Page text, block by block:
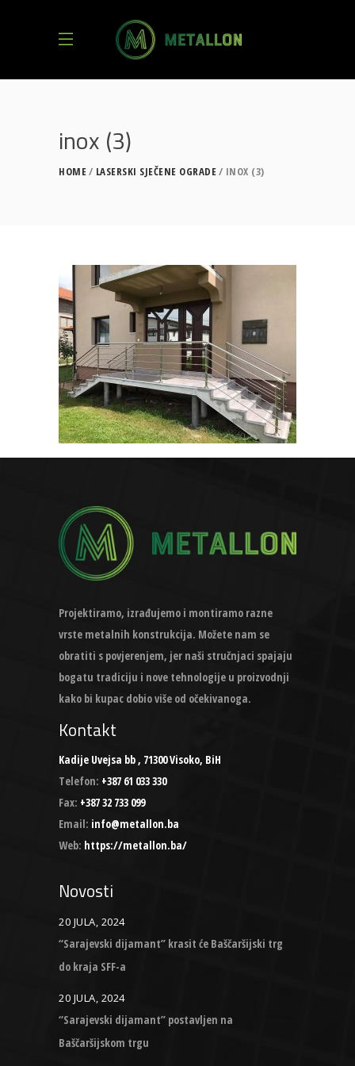
inox (3)
HOME LASERSKI SJEČENE OGRADE INOX (3)
Projektiramo, izrađujemo i montiramo razne
vrste metalnih konstrukcija. Možete nam se
obratiti s povjerenjem, jer naši stručnjaci spajaju
bogatu tradiciju i nove tehnologije u proizvodnji
kako bi kupac dobio više od očekivanoga.
Kontakt
Kadije Uvejsa bb , 71300 Visoko, BiH
Telefon: +387 61 033 330
Fax: +387 32 733 099
Email: info@metallon.ba
Web: https://metallon.ba/
Novosti
20 JULA, 2024
“Sarajevski dijamant” krasit će Baščaršijski trg
do kraja SFF-a
20 JULA, 2024
“Sarajevski dijamant” postavljen na
Baščaršijskom trgu